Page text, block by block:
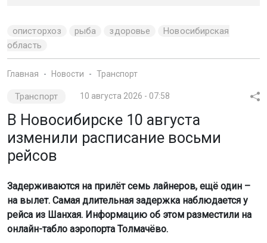
описторхоз рыба здоровье
Новосибирская
область
Главная Новости Транспорт
Транспорт 10 августа 2026 - 07:58
В Новосибирске 10 августа
изменили расписание восьми
рейсов
Задерживаются на прилёт семь лайнеров, ещё один –
на вылет. Самая длительная задержка наблюдается у
рейса из Шанхая. Информацию об этом разместили на
онлайн-табло аэропорта Толмачёво.